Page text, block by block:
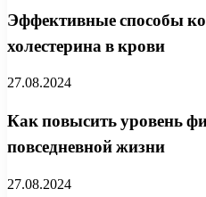
Эффективные способы
холестерина в крови
27.08.2024
Как повысить уровень
повседневной жизни
27.08.2024